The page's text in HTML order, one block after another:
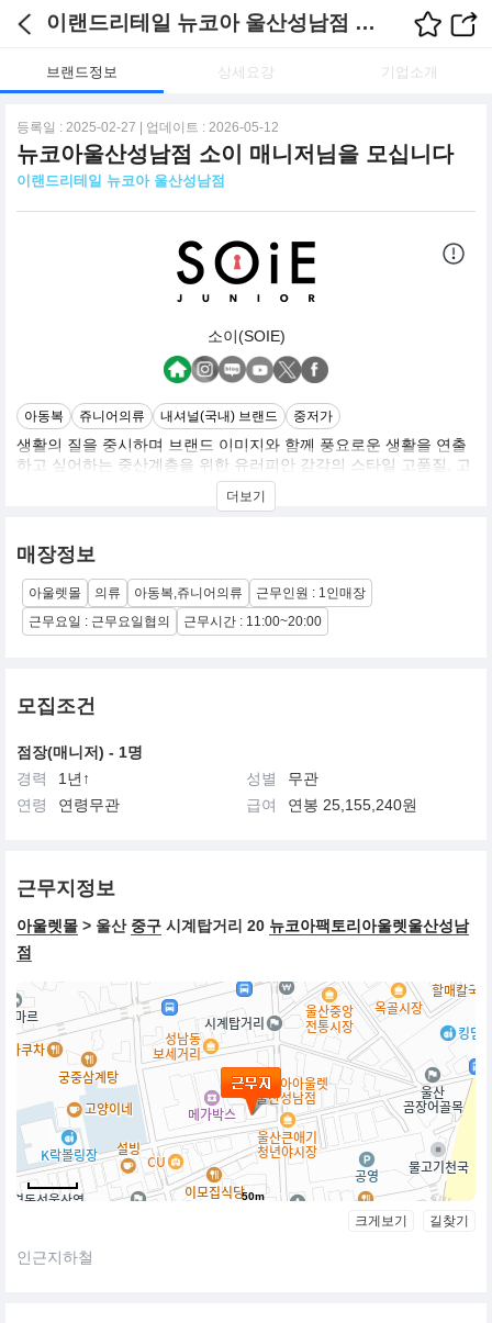
이랜드리테일 뉴코아 울산성남점 채용정보
브랜드정보 상세요강 기업소개
등록일 : 2025-02-27 | 업데이트 : 2026-05-12
뉴코아울산성남점 소이 매니저님을 모십니다
이랜드리테일 뉴코아 울산성남점
소이(SOIE)
아동복 쥬니어의류 내셔널(국내) 브랜드 중저가
생활의 질을 중시하며 브랜드 이미지와 함께 풍요로운 생활을 연출
하고 싶어하는 중산계층을 위한 유러피안 감각의 스타일 고품질, 고
감도의 실용적인 제품을 추구하는 캐주얼 주니어 라인으로 전개.
더보기
매장정보
아울렛몰 의류 아동복,쥬니어의류
근무인원 : 1인매장
근무요일 : 근무요일협의
근무시간 : 11:00~20:00
모집조건
점장(매니저) - 1명
경력
1년↑ 성별
무관
연령
연령무관 급여 연봉 25,155,240원
근무지정보
아울렛몰 > 울산 중구 시계탑거리 20 뉴코아팩토리아울렛울산성남
점
50m
크게보기 길찾기
인근지하철